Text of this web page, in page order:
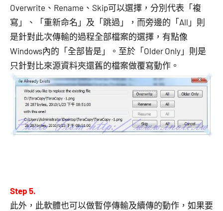
Overwrite、Rename、Skip可以選擇，分別代表「複
寫」、「重新命名」及「跳過」，而旁邊的「All」則
是針對此次傳輸的過程全部檔案的選擇，有點像
Windows內的「全部皆是」。至於「Older Only」則是
只針對比來源資料夾還舊的檔案做覆寫動作。
Step 5.
此外，此軟體也可以做暫停傳輸及續傳的動作，如果要